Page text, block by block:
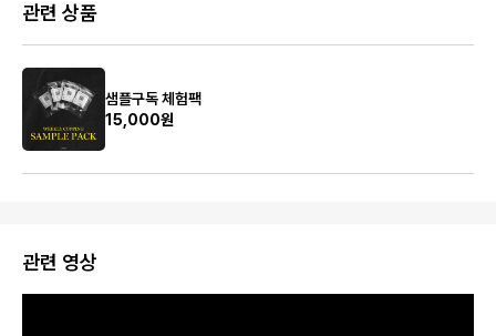
관련 상품
샘플구독 체험팩
15,000원
관련 영상